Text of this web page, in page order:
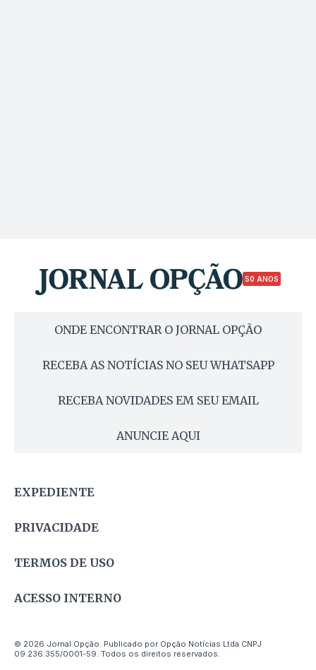
50 ANOS
ONDE ENCONTRAR O JORNAL OPÇÃO
RECEBA AS NOTÍCIAS NO SEU WHATSAPP
RECEBA NOVIDADES EM SEU EMAIL
ANUNCIE AQUI
EXPEDIENTE
PRIVACIDADE
TERMOS DE USO
ACESSO INTERNO
© 2026 Jornal Opção. Publicado por Opção Notícias Ltda CNPJ
09.236.355/0001-59. Todos os direitos reservados.